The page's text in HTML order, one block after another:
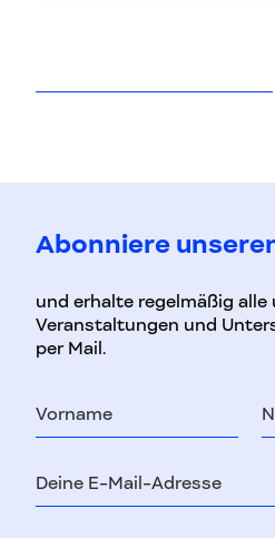
Abonniere
und erhalte regelmäßig alle
Veranstaltungen und
per Mail.
Mail-